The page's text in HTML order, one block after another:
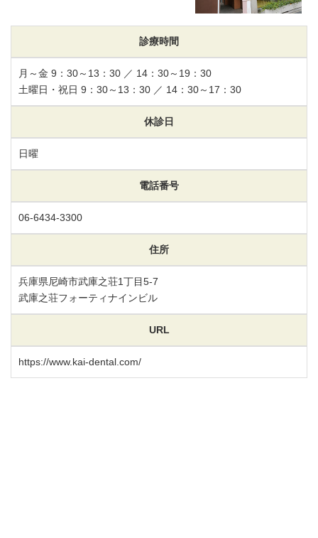
診療時間
月～金 9：30～13：30 ／ 14：30～19：30
土曜日・祝日 9：30～13：30 ／ 14：30～17：30
休診日
日曜
電話番号
06-6434-3300
住所
兵庫県尼崎市武庫之荘1丁目5-7
武庫之荘フォーティナインビル
URL
https://www.kai-dental.com/